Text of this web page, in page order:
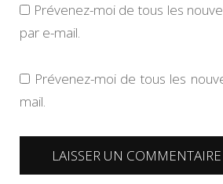
Prévenez-moi de tous les
par e-mail.
Prévenez-moi de tous les
mail.